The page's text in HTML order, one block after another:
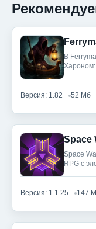
В
Хароном:
Версия: 1.82 52 Мб
Space
RPG с
Версия: 1.1.25 147